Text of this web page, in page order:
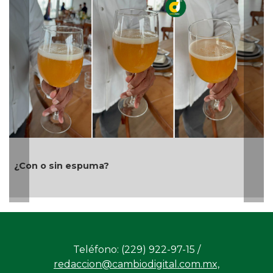
sin espuma?
Teléfono: (229) 922-97-15 /
redaccion@cambiodigital.com.mx,